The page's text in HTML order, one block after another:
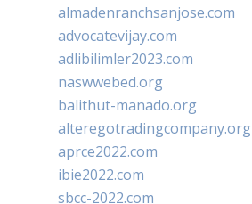
almadenranchsanjose.com
advocatevijay.com
adlibilimler2023.com
naswwebed.org
balithut-manado.org
alteregotradingcompany.org
aprce2022.com
ibie2022.com
sbcc-2022.com